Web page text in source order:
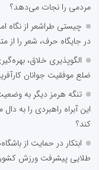
مردمی را نجات می‌دهد؟
چیستی طراشعر از نگاه
در جایگاه حرف، شعر را
الگوپذیری خلاق،
ضلع موفقیت جوانان
تنگه هرمز دیگر به
این آبراه راهبردی را به
کند؟
ابتکار در حمایت از
طلایی پیشرفت ورزش